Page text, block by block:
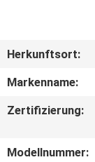
UNS
AUSFLUG
Herkunftsort:
Markenname:
Zertifizierung:
Modellnummer: